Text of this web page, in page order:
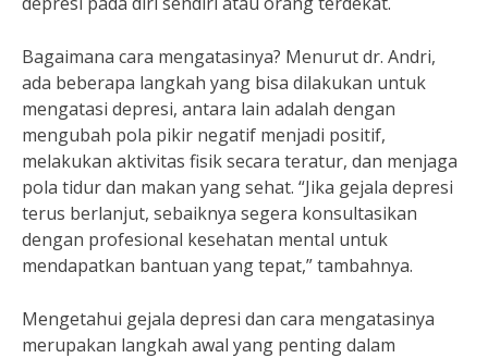
Bagaimana cara mengatasinya? Menurut dr. Andri,
ada beberapa langkah yang bisa dilakukan untuk
mengatasi depresi, antara lain adalah dengan
mengubah pola pikir negatif menjadi positif,
melakukan aktivitas fisik secara teratur, dan menjaga
pola tidur dan makan yang sehat. “Jika gejala depresi
terus berlanjut, sebaiknya segera konsultasikan
dengan profesional kesehatan mental untuk
mendapatkan bantuan yang tepat,” tambahnya.
Mengetahui gejala depresi dan cara mengatasinya
merupakan langkah awal yang penting dalam